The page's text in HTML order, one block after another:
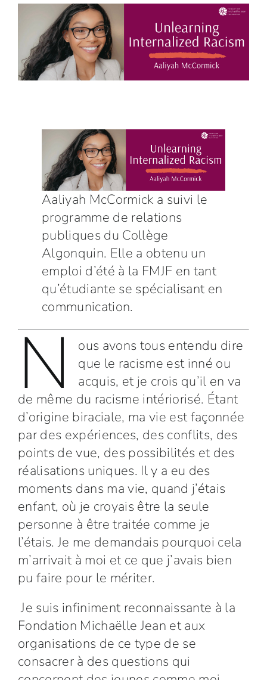
Aaliyah McCormick a suivi le
programme de relations
publiques du Collège
Algonquin. Elle a obtenu un
emploi d’été à la FMJF en tant
qu’étudiante se spécialisant en
communication.
N
ous avons tous entendu dire
que le racisme est inné ou
acquis, et je crois qu’il en va
de même du racisme intériorisé. Étant
d’origine biraciale, ma vie est façonnée
par des expériences, des conflits, des
points de vue, des possibilités et des
réalisations uniques. Il y a eu des
moments dans ma vie, quand j’étais
enfant, où je croyais être la seule
personne à être traitée comme je
l’étais. Je me demandais pourquoi cela
m’arrivait à moi et ce que j’avais bien
pu faire pour le mériter.
Je suis infiniment reconnaissante à la
Fondation Michaëlle Jean et aux
organisations de ce type de se
consacrer à des questions qui